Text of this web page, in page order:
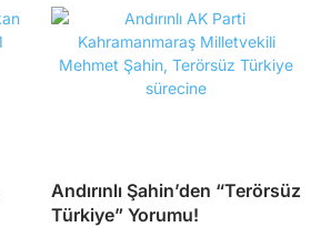
Andırınlı Şahin’den “Terörsüz
Türkiye” Yorumu!